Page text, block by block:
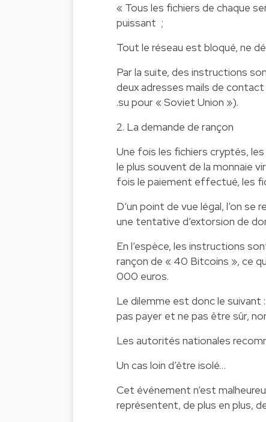
« Tous les fichiers de chaque
puissant ;
Tout le réseau est bloqué, ne
Par la suite, des instructions
deux adresses mails de
.su pour « Soviet Union »).
2. La demande de rançon
Une fois les fichiers cryptés,
le plus souvent de la monnaie
fois le paiement effectué, les
D’un point de vue légal, l’on
une tentative d’extorsion de
En l’espèce, les instructions
rançon de « 40 Bitcoins », ce
000 euros.
Le dilemme est donc le suivant
pas payer et ne pas être sûr,
Les autorités nationales
Un cas loin d’être isolé…
Cet événement n’est
représentent, de plus en plus,